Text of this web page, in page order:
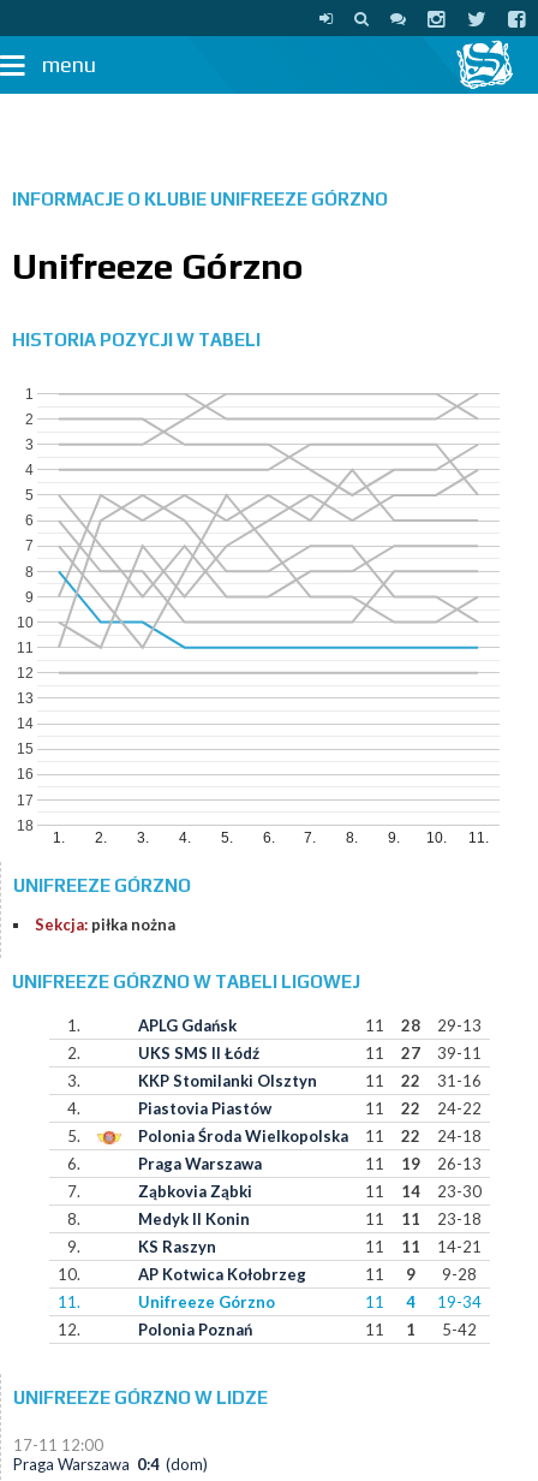
menu
INFORMACJE O KLUBIE UNIFREEZE GÓRZNO
Unifreeze Górzno
HISTORIA POZYCJI W TABELI
1. 2. 3. 4. 5. 6. 7. 8. 9. 10. 11.
1
2
3
4
5
6
7
8
9
10
11
12
13
14
15
16
17
18
UNIFREEZE GÓRZNO
Sekcja: piłka nożna
UNIFREEZE GÓRZNO W TABELI LIGOWEJ
1. APLG Gdańsk 11 28
29-13
2.
UKS SMS II Łódź 11 27
39-11
3.
KKP Stomilanki Olsztyn 11 22
31-16
4.
Piastovia Piastów 11 22
24-22
5.
Polonia Środa Wielkopolska 11 22
24-18
6.
Praga Warszawa 11 19
26-13
7.
Ząbkovia Ząbki 11 14
23-30
8.
Medyk II Konin 11 11
23-18
9.
KS Raszyn 11 11
14-21
10.
AP Kotwica Kołobrzeg 11 9
9-28
11.
Unifreeze Górzno 11 4
19-34
12.
Polonia Poznań 11 1 5-42
UNIFREEZE GÓRZNO W LIDZE
17-11 12:00
Praga Warszawa 0:4 (dom)